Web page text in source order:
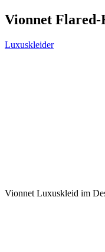
Vionnet
Luxuskleider
Vionnet Luxuskleid im